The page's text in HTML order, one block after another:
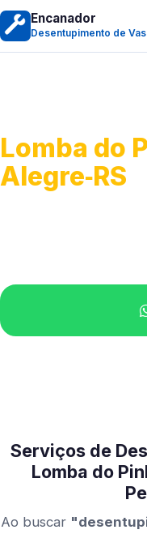
Encanador
Desentupimento de
Lomba do
Alegre‑RS
Serviços de
Lomba do
Ao buscar